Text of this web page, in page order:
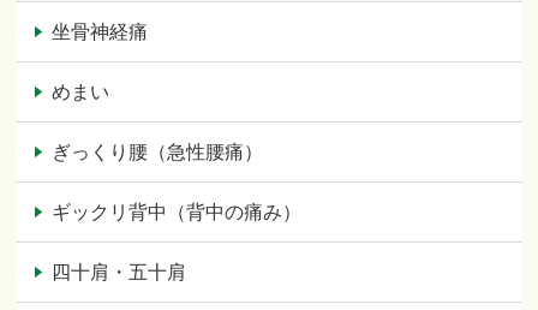
坐骨神経痛
めまい
ぎっくり腰（急性腰痛）
ギックリ背中（背中の痛み）
四十肩・五十肩